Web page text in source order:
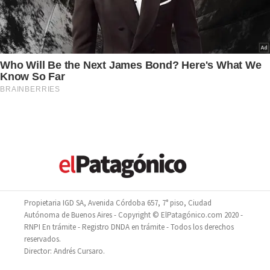
Propietaria IGD SA, Avenida Córdoba 657, 7° piso, Ciudad
Autónoma de Buenos Aires - Copyright © ElPatagónico.com 2020 -
RNPI En trámite - Registro DNDA en trámite - Todos los derechos
reservados.
Director: Andrés Cursaro.